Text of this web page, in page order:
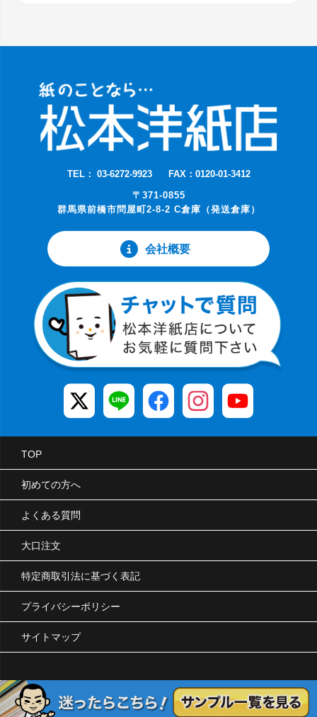
TEL： 03-6272-9923
FAX：0120-01-3412
〒371-0855
群馬県前橋市問屋町2-8-2 C倉庫（発送倉庫）
会社概要
TOP
初めての方へ
よくある質問
大口注文
特定商取引法に基づく表記
プライバシーポリシー
サイトマップ